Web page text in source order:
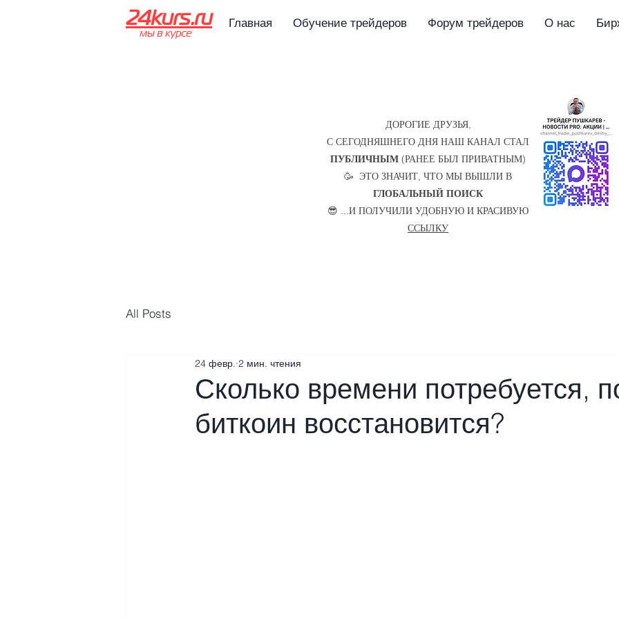
24kurs.ru
мы в курсе
Главная Обучение трейдеров Форум трейдеров О нас
ДОРОГИЕ ДРУЗЬЯ,
С СЕГОДНЯШНЕГО ДНЯ НАШ КАНАЛ СТАЛ
ПУБЛИЧНЫМ (РАНЕЕ БЫЛ ПРИВАТНЫМ)
🥳 ЭТО ЗНАЧИТ, ЧТО МЫ ВЫШЛИ В
ГЛОБАЛЬНЫЙ ПОИСК
😎 ...И ПОЛУЧИЛИ УДОБНУЮ И КРАСИВУЮ
ССЫЛКУ
All Posts
Сколько времени потребуется,
биткоин восстановится?
24 февр. 2 мин. чтения